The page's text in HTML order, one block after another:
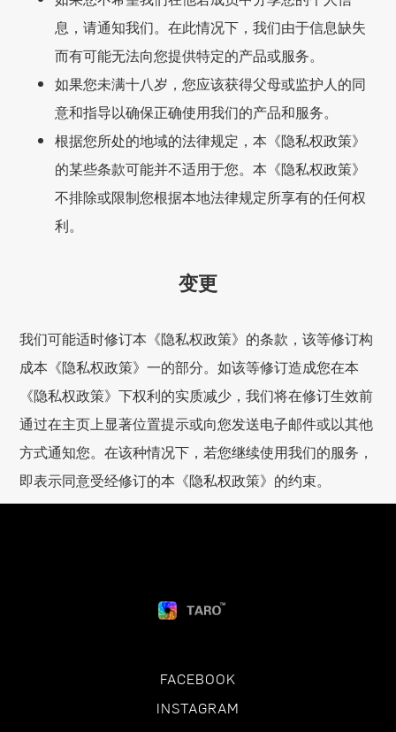
息，请通知我们。在此情况下，我们由于信息缺失
而有可能无法向您提供特定的产品或服务。
如果您未满十八岁，您应该获得父母或监护人的同
意和指导以确保正确使用我们的产品和服务。
根据您所处的地域的法律规定，本《隐私权政策》
的某些条款可能并不适用于您。本《隐私权政策》
不排除或限制您根据本地法律规定所享有的任何权
利。
变更
我们可能适时修订本《隐私权政策》的条款，该等修订构
成本《隐私权政策》一的部分。如该等修订造成您在本
《隐私权政策》下权利的实质减少，我们将在修订生效前
通过在主页上显著位置提示或向您发送电子邮件或以其他
方式通知您。在该种情况下，若您继续使用我们的服务，
即表示同意受经修订的本《隐私权政策》的约束。
FACEBOOK
INSTAGRAM